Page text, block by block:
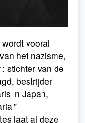
vooral
het nazisme,
stichter van de
bestrijder
in Japan,
”
laat al deze